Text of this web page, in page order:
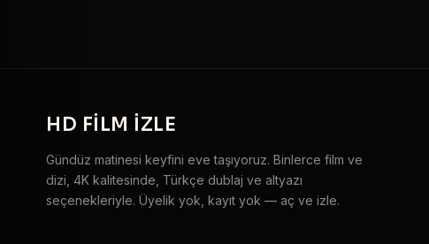
HD FILM IZLE
Gündüz matinesi keyfini eve taşıyoruz. Binlerce film ve
dizi, 4K kalitesinde, Türkçe dublaj ve altyazı
seçenekleriyle. Üyelik yok, kayıt yok — aç ve izle.